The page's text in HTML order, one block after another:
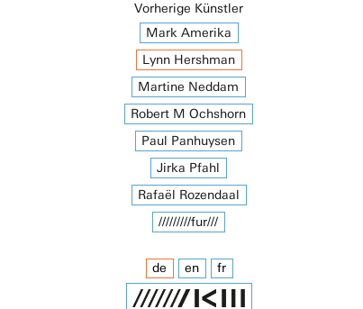
Vorherige Künstler
Mark Amerika
Lynn Hershman
Martine Neddam
Robert M Ochshorn
Paul Panhuysen
Jirka Pfahl
Rafaël Rozendaal
/////////fur///
de en fr